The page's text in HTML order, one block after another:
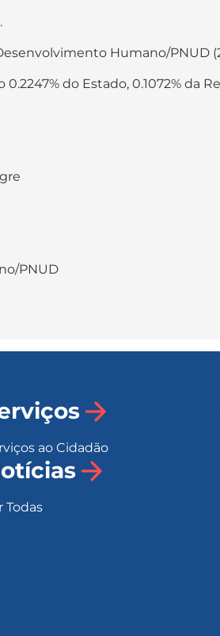
Humano/PNUD
do Estado, 0.1072% da
PNUD
ao Cidadão
Todas